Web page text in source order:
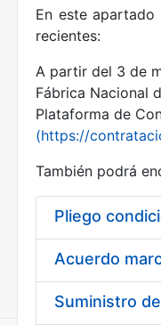
Mostrar/Ocultar
Mostrar/
En este
recientes:
A partir del 3 de
Fábrica Nacional
Plataforma de
(https://
También podrá
Pliego
Acuerdo